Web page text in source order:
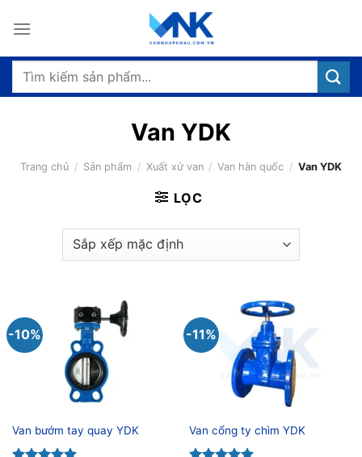
qua
dung
Tìm
Van YDK
Trang chủ / Sản phẩm / Xuất xứ van / Van hàn quốc / Van YDK
LỌC
-10%
Van bướm tay quay YDK
-11%
Van cổng ty chìm YDK